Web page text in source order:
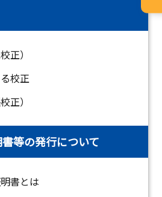
正）
校正
正）
等の発行について
書とは